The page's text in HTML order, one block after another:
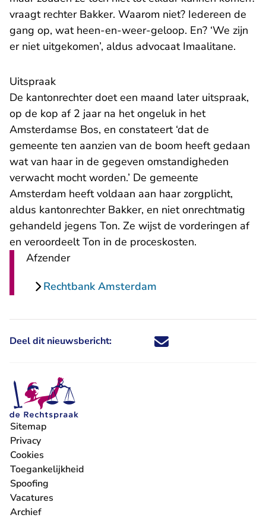
vraagt rechter Bakker. Waarom niet? Iedereen de
gang op, wat heen-en-weer-geloop. En? ‘We zijn
er niet uitgekomen’, aldus advocaat Imaalitane.
Uitspraak
De kantonrechter doet een maand later uitspraak,
op de kop af 2 jaar na het ongeluk in het
Amsterdamse Bos, en constateert ‘dat de
gemeente ten aanzien van de boom heeft gedaan
wat van haar in de gegeven omstandigheden
verwacht mocht worden.’ De gemeente
Amsterdam heeft voldaan aan haar zorgplicht,
aldus kantonrechter Bakker, en niet onrechtmatig
gehandeld jegens Ton. Ze wijst de vorderingen af
en veroordeelt Ton in de proceskosten.
Afzender
Rechtbank Amsterdam
Deel dit nieuwsbericht: Deel dit nieuwsbericht via X -
Deel dit nieuwsbericht via
Deel dit nieuwsbericht
Deel dit
Sitemap
Privacy
Cookies
Toegankelijkheid
Spoofing
Vacatures
- U verlaat Rechtspraak.nl
Archief